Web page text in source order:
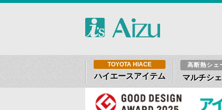
TOYOTA HIACE
ハイエースアイテム
高断熱シェ
マルチシ